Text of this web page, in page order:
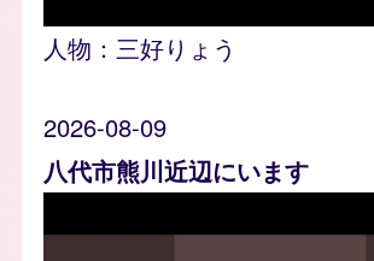
人物： 三好りょう
2026-08-09
八代市熊川近辺にいます